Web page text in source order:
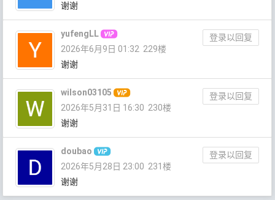
谢谢
yufengLL
登录以回复
2026年6月9日 01:32 229楼
谢谢
wilson03105
登录以回复
2026年5月31日 16:30 230楼
谢谢
doubao
登录以回复
2026年5月28日 23:00 231楼
谢谢